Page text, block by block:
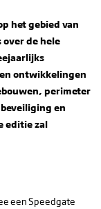
het gebied van
de hele
ontwikkelingen
perimeter
en
editie zal
een Speedgate